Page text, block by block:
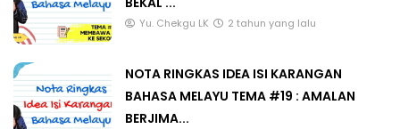
Yu. Chekgu LK 2 tahun yang lalu
NOTA RINGKAS IDEA ISI KARANGAN
BAHASA MELAYU TEMA #19 : AMALAN
BERJIMA...